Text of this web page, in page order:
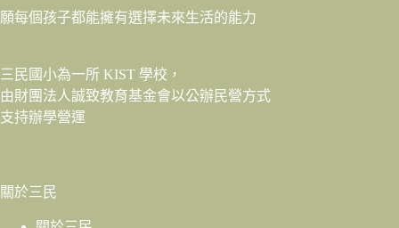
願每個孩子都能擁有選擇未來生活的能力
三民國小為一所 KIST 學校，
由財團法人誠致教育基金會以公辦民營方式
支持辦學營運
關於三民